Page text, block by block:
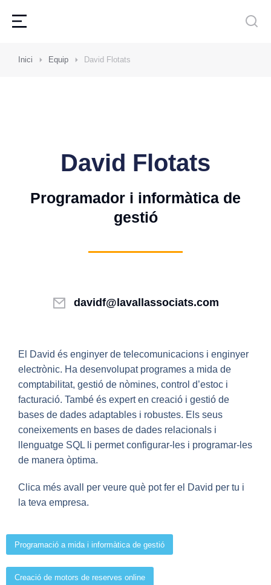
Inici Equip David Flotats
David Flotats
Programador i informàtica de
gestió
davidf@lavallassociats.com
El David és enginyer de telecomunicacions i enginyer
electrònic. Ha desenvolupat programes a mida de
comptabilitat, gestió de nòmines, control d’estoc i
facturació. També és expert en creació i gestió de
bases de dades adaptables i robustes. Els seus
coneixements en bases de dades relacionals i
llenguatge SQL li permet configurar-les i programar-les
de manera òptima.
Clica més avall per veure què pot fer el David per tu i
la teva empresa.
Programació a mida i informàtica de gestió
Creació de motors de reserves online